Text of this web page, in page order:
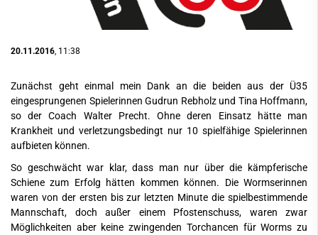
20.11.2016 , 11:38
Zunächst geht einmal mein Dank an die beiden aus der Ü35
eingesprungenen Spielerinnen Gudrun Rebholz und Tina Hoffmann,
so der Coach Walter Precht. Ohne deren Einsatz hätte man
Krankheit und verletzungsbedingt nur 10 spielfähige Spielerinnen
aufbieten können.
So geschwächt war klar, dass man nur über die kämpferische
Schiene zum Erfolg hätten kommen können. Die Wormserinnen
waren von der ersten bis zur letzten Minute die spielbestimmende
Mannschaft, doch außer einem Pfostenschuss, waren zwar
Möglichkeiten aber keine zwingenden Torchancen für Worms zu